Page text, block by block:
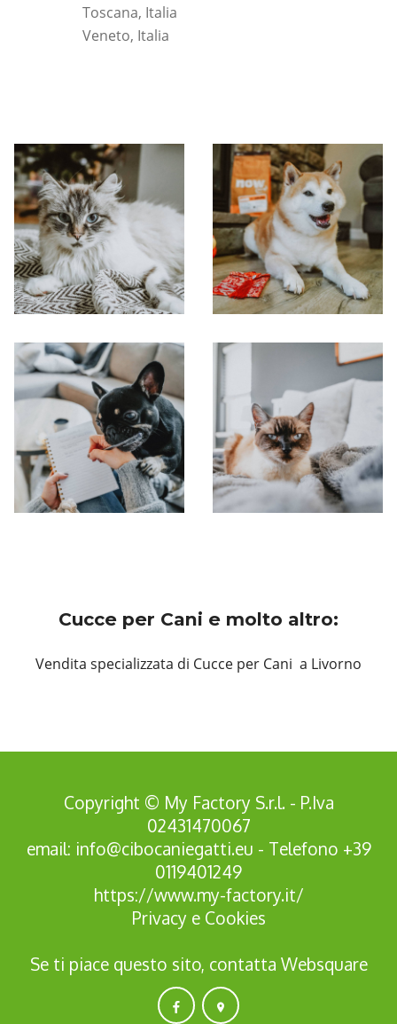
Toscana, Italia
Veneto, Italia
Cucce per Cani e molto altro:
Vendita specializzata di Cucce per Cani a Livorno
Copyright © My Factory S.r.l. - P.Iva
02431470067
email: info@cibocaniegatti.eu - Telefono +39
0119401249
https://www.my-factory.it/
Privacy e Cookies
Se ti piace questo sito, contatta Websquare